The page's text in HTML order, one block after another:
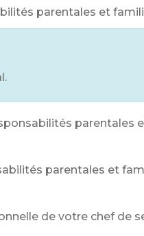
parentales et
parentales
parentales et
de votre chef de